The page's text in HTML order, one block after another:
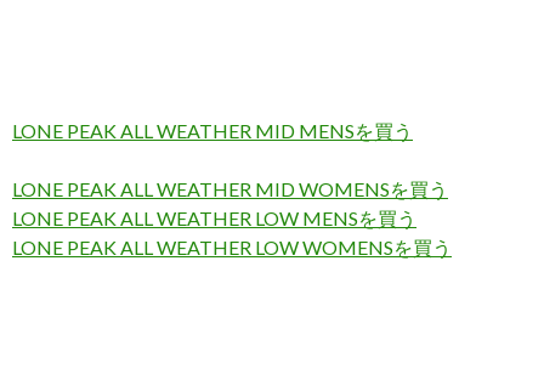
LONE PEAK ALL WEATHER MID MENSを買う
LONE PEAK ALL WEATHER MID WOMENSを買う
LONE PEAK ALL WEATHER LOW MENSを買う
LONE PEAK ALL WEATHER LOW WOMENSを買う